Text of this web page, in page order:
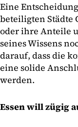
Eine
beteiligten Städte
oder ihre Anteile
seines Wissens
darauf, dass die
eine solide
werden.
Essen will zügig